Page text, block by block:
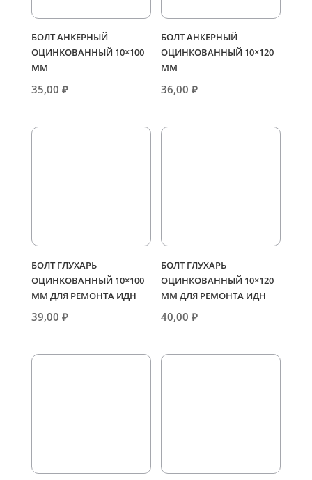
БОЛТ АНКЕРНЫЙ
ОЦИНКОВАННЫЙ 10×100
ММ
35,00 ₽
БОЛТ АНКЕРНЫЙ
ОЦИНКОВАННЫЙ 10×120
ММ
36,00₽
БОЛТ ГЛУХАРЬ
ОЦИНКОВАННЫЙ 10×100
ММ ДЛЯ РЕМОНТА ИДН
39,00 ₽
БОЛТ ГЛУХАРЬ
ОЦИНКОВАННЫЙ 10×120
ММ ДЛЯ РЕМОНТА ИДН
40,00₽